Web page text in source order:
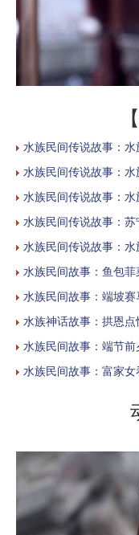
水族民间传说故事：
水族民间传说故事：
水族民间传说故事：
水族民间传说故事：
水族民间传说故事：
水族民间故事：鱼包
水族民间故事：端坡赛
水族神话故事：拱恩点
水族民间故事：端节
水族民间故事：富家女